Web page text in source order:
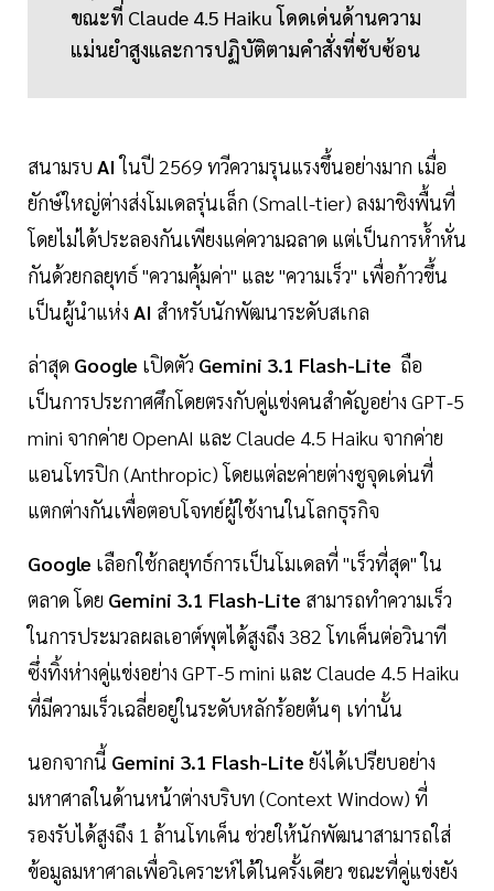
ขณะที่ Claude 4.5 Haiku โดดเด่นด้านความ
แม่นยำสูงและการปฏิบัติตามคำสั่งที่ซับซ้อน
สนามรบ AIในปี 2569 ทวีความรุนแรงขึ้นอย่างมาก เมื่อ
ยักษ์ใหญ่ต่างส่งโมเดลรุ่นเล็ก (Small-tier) ลงมาชิงพื้นที่
โดยไม่ได้ประลองกันเพียงแค่ความฉลาด แต่เป็นการห้ำหั่น
กันด้วยกลยุทธ์ "ความคุ้มค่า" และ "ความเร็ว" เพื่อก้าวขึ้น
เป็นผู้นำแห่ง AI สำหรับนักพัฒนาระดับสเกล
ล่าสุด Google เปิดตัว Gemini 3.1 Flash-Lite ถือ
เป็นการประกาศศึกโดยตรงกับคู่แข่งคนสำคัญอย่าง GPT-5
mini จากค่าย OpenAI และ Claude 4.5 Haiku จากค่าย
แอนโทรปิก (Anthropic) โดยแต่ละค่ายต่างชูจุดเด่นที่
แตกต่างกันเพื่อตอบโจทย์ผู้ใช้งานในโลกธุรกิจ
Google เลือกใช้กลยุทธ์การเป็นโมเดลที่ "เร็วที่สุด" ใน
ตลาด โดย Gemini 3.1 Flash-Lite สามารถทำความเร็ว
ในการประมวลผลเอาต์พุตได้สูงถึง 382 โทเค็นต่อวินาที
ซึ่งทิ้งห่างคู่แข่งอย่าง GPT-5 mini และ Claude 4.5 Haiku
ที่มีความเร็วเฉลี่ยอยู่ในระดับหลักร้อยต้นๆ เท่านั้น
นอกจากนี้ Gemini 3.1 Flash-Lite ยังได้เปรียบอย่าง
มหาศาลในด้านหน้าต่างบริบท (Context Window) ที่
รองรับได้สูงถึง 1 ล้านโทเค็น ช่วยให้นักพัฒนาสามารถใส่
ข้อมูลมหาศาลเพื่อวิเคราะห์ได้ในครั้งเดียว ขณะที่คู่แข่งยัง